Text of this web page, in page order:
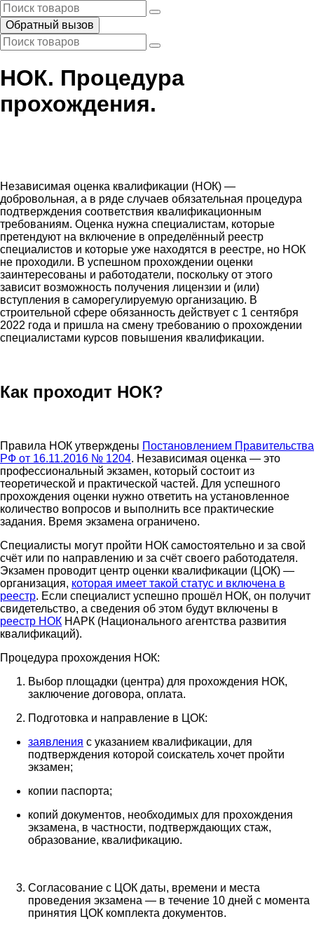
Обратный вызов
НОК. Процедура
прохождения.
Независимая оценка квалификации (НОК) —
добровольная, а в ряде случаев обязательная процедура
подтверждения соответствия квалификационным
требованиям. Оценка нужна специалистам, которые
претендуют на включение в определённый реестр
специалистов и которые уже находятся в реестре, но НОК
не проходили. В успешном прохождении оценки
заинтересованы и работодатели, поскольку от этого
зависит возможность получения лицензии и (или)
вступления в саморегулируемую организацию. В
строительной сфере обязанность действует с 1 сентября
2022 года и пришла на смену требованию о прохождении
специалистами курсов повышения квалификации.
Как проходит НОК?
Правила НОК утверждены Постановлением Правительства
РФ от 16.11.2016 № 1204. Независимая оценка — это
профессиональный экзамен, который состоит из
теоретической и практической частей. Для успешного
прохождения оценки нужно ответить на установленное
количество вопросов и выполнить все практические
задания. Время экзамена ограничено.
Специалисты могут пройти НОК самостоятельно и за свой
счёт или по направлению и за счёт своего работодателя.
Экзамен проводит центр оценки квалификации (ЦОК) —
организация, которая имеет такой статус и включена в
реестр. Если специалист успешно прошёл НОК, он получит
свидетельство, а сведения об этом будут включены в
реестр НОК НАРК (Национального агентства развития
квалификаций).
Процедура прохождения НОК:
Выбор площадки (центра) для прохождения НОК,
заключение договора, оплата.
Подготовка и направление в ЦОК:
заявления с указанием квалификации, для
подтверждения которой соискатель хочет пройти
экзамен;
копии паспорта;
копий документов, необходимых для прохождения
экзамена, в частности, подтверждающих стаж,
образование, квалификацию.
Согласование с ЦОК даты, времени и места
проведения экзамена — в течение 10 дней с момента
принятия ЦОК комплекта документов.